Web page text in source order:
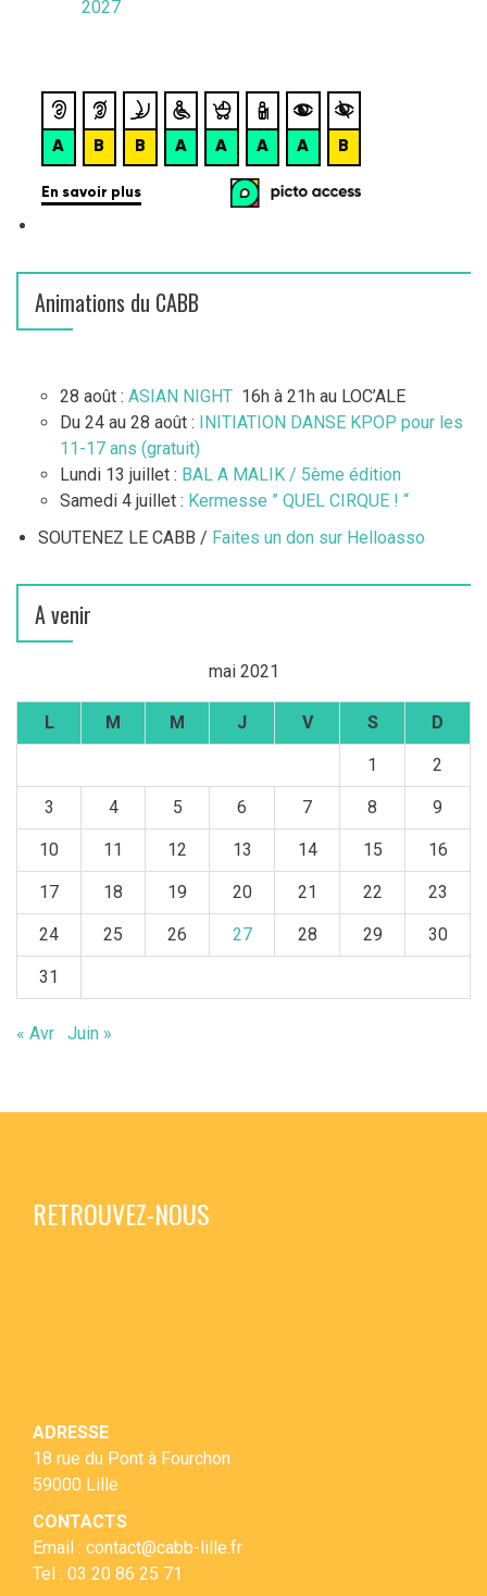
2027
Animations du CABB
28 août : ASIAN NIGHT 16h à 21h au LOC’ALE
Du 24 au 28 août : INITIATION DANSE KPOP pour les
11-17 ans (gratuit)
Lundi 13 juillet : BAL A MALIK / 5ème édition
Samedi 4 juillet : Kermesse ” QUEL CIRQUE ! “
SOUTENEZ LE CABB / Faites un don sur Helloasso
A venir
mai 2021
L M M J V S D
1 2
3 4 5 6 7 8 9
10 11 12 13 14 15 16
17 18 19 20 21 22 23
24 25 26 27 28 29 30
31
« Avr Juin »
RETROUVEZ-NOUS
ADRESSE
18 rue du Pont à Fourchon
59000 Lille
CONTACTS
Email : contact@cabb-lille.fr
Tel : 03 20 86 25 71